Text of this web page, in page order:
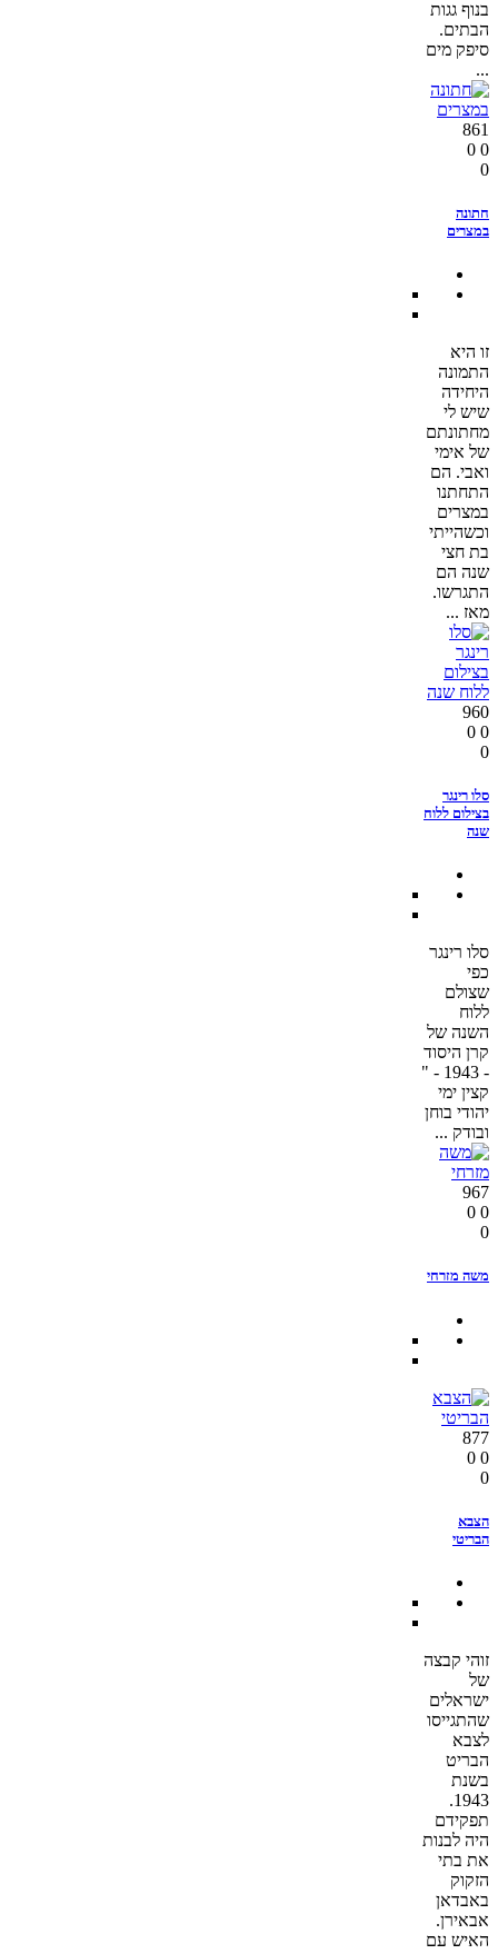
בנוף גגות
הבתים.
סיפק מים
...
861
0
0
0
חתונה
במצרים
זו היא
התמונה
היחידה
שיש לי
מחתונתם
של אימי
ואבי. הם
התחתנו
במצרים
וכשהייתי
בת חצי
שנה הם
התגרשו.
מאז ...
960
0
0
0
סלו רינגר
בצילום ללוח
שנה
סלו רינגר
כפי
שצולם
ללוח
השנה של
קרן היסוד
- 1943 - "
קצין ימי
יהודי בוחן
ובודק ...
967
0
0
0
משה מזרחי
877
0
0
0
הצבא
הבריטי
זוהי קבצה
של
ישראלים
שהתגייסו
לצבא
הבריט
בשנת
1943.
תפקידם
היה לבנות
את בתי
הזקוק
באבדאן
אבאירן.
האיש עם